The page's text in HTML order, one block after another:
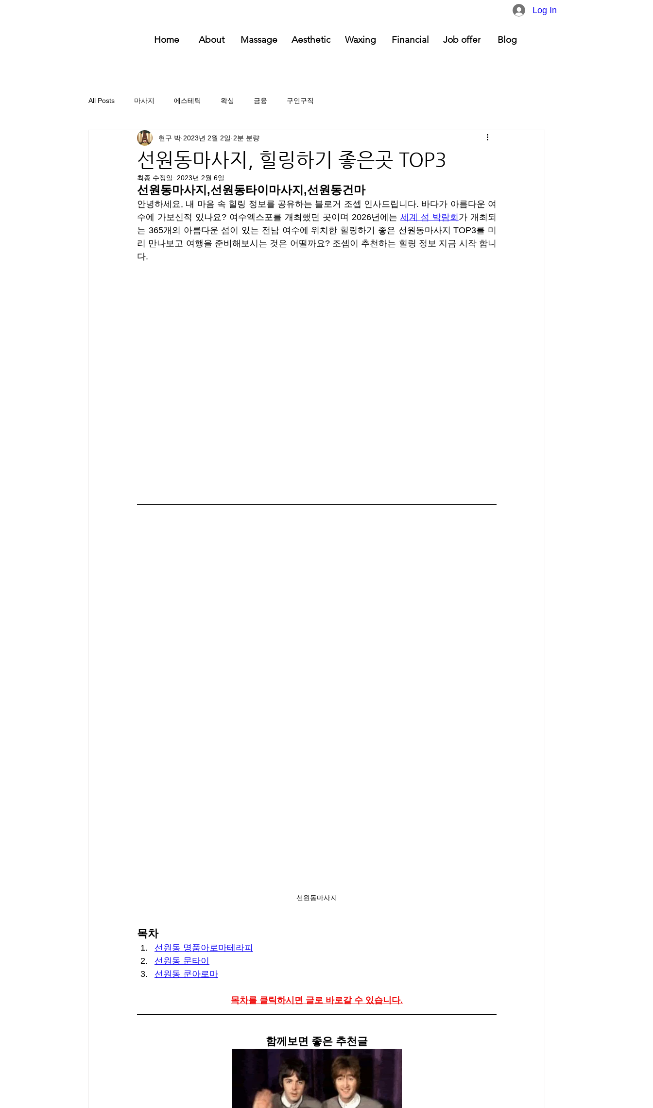
Log In
Home About Massage Aesthetic Waxing Financial Job offer Blog
All Posts 마사지 에스테틱 왁싱 금융 구인구직
선원동마사지, 힐링하기 좋은곳 TOP3
현구 박 2023년 2월 2일 2분 분량
최종 수정일: 2023년 2월 6일
선원동마사지,선원동타이마사지,선원동건마
안녕하세요, 내 마음 속 힐링 정보를 공유하는 블로거 조셉 인사드립니다. 바다가 아름다운 여
수에 가보신적 있나요? 여수엑스포를 개최했던 곳이며 2026년에는 세계 섬 박람회 가 개최되
는 365개의 아름다운 섬이 있는 전남 여수에 위치한 힐링하기 좋은 선원동마사지 TOP3를 미
리 만나보고 여행을 준비해보시는 것은 어떨까요? 조셉이 추천하는 힐링 정보 지금 시작 합니
다.
선원동마사지
목차
선원동 명품아로마테라피
선원동 문타이
선원동 쿤아로마
목차를 클릭하시면 글로 바로갈 수 있습니다.
함께보면 좋은 추천글